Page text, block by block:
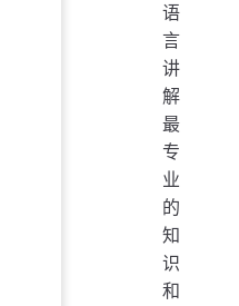
语
言
讲
解
最
专
业
的
知
识
和